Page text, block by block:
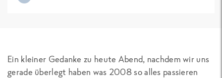
Ein kleiner Gedanke zu heute Abend, nachdem wir uns
gerade überlegt haben was 2008 so alles passieren